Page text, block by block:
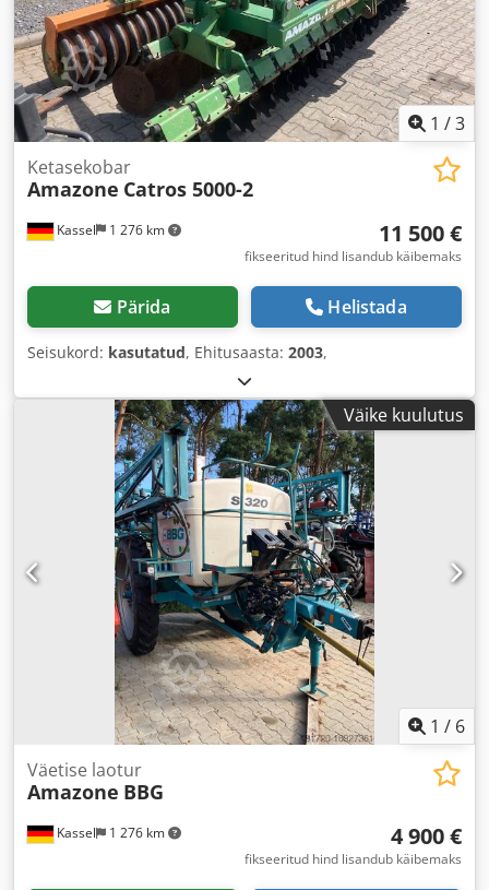
1 /3
Kassel 1 276 km
Ketasekobar
Amazone Catros 5000-2
11 500 €
fikseeritud hind lisandub käibemaks
Pärida Helistada
Seisukord: kasutatud, Ehitusaasta: 2003,
Väike kuulutus
1 / 6
Kassel 1 276 km
Väetise laotur
Amazone BBG
4 900 €
fikseeritud hind lisandub käibemaks